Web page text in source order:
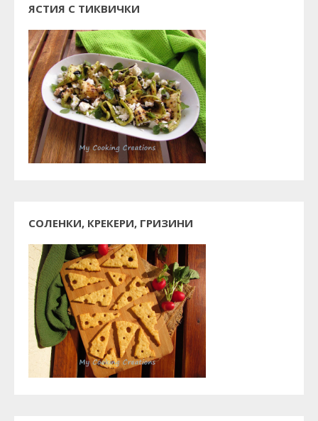
ЯСТИЯ С ТИКВИЧКИ
СОЛЕНКИ, КРЕКЕРИ, ГРИЗИНИ